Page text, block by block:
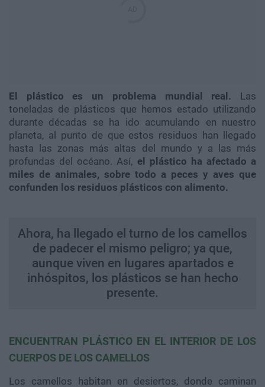
El plástico es un problema mundial real. Las
toneladas de plásticos que hemos estado utilizando
durante décadas se ha ido acumulando en nuestro
planeta, al punto de que estos residuos han llegado
hasta las zonas más altas del mundo y a las más
profundas del océano. Así, el plástico ha afectado a
miles de animales, sobre todo a peces y aves que
confunden los residuos plásticos con alimento.
Ahora, ha llegado el turno de los camellos
de padecer el mismo peligro; ya que,
aunque viven en lugares apartados e
inhóspitos, los plásticos se han hecho
presente.
ENCUENTRAN PLÁSTICO EN EL INTERIOR DE LOS
CUERPOS DE LOS CAMELLOS
Los camellos habitan en desiertos, donde caminan